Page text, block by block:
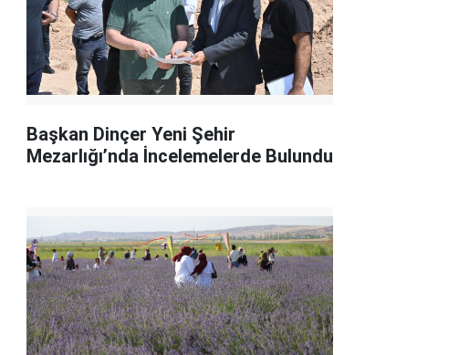
Başkan Dinçer Yeni Şehir
Mezarlığı’nda İncelemelerde Bulundu